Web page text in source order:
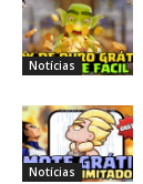
Notícias
Notícias